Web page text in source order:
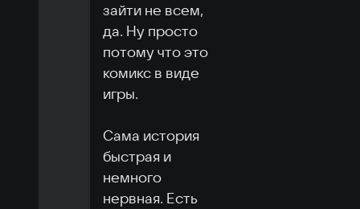
зайти не всем,
да. Ну просто
потому что это
комикс в виде
игры.
Сама история
быстрая и
немного
нервная. Есть